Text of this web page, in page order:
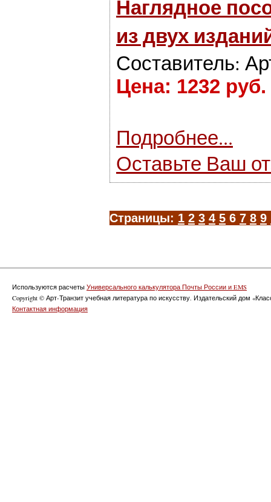
Наглядное
из двух
Составитель:
Цена: 1232 руб.
Подробнее...
Оставьте Ваш
Страницы: 1 2 3 4 5 6 7 8 9
Используются расчеты Универсального калькулятора Почты России и EMS
Copyright © Арт-Транзит учебная литература по искусству. Издательский дом
Контактная информация